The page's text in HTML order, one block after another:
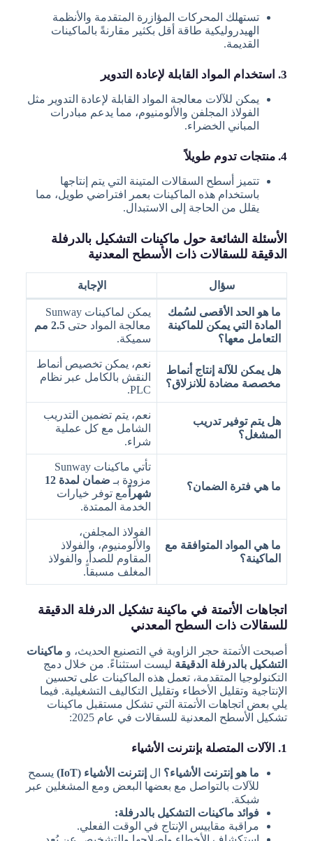
تستهلك المحركات المؤازرة المتقدمة والأنظمة
الهيدروليكية طاقة أقل بكثير مقارنةً بالماكينات
القديمة.
3. استخدام المواد القابلة لإعادة التدوير
يمكن للآلات معالجة المواد القابلة لإعادة التدوير مثل
الفولاذ المجلفن والألومنيوم، مما يدعم مبادرات
المباني الخضراء.
4. منتجات تدوم طويلاً
تتميز أسطح السقالات المتينة التي يتم إنتاجها
باستخدام هذه الماكينات بعمر افتراضي طويل، مما
يقلل من الحاجة إلى الاستبدال.
الأسئلة الشائعة حول ماكينات التشكيل بالدرفلة
الدقيقة للسقالات ذات الأسطح المعدنية
سؤال الإجابة
ما هو الحد الأقصى لسُمك
المادة التي يمكن للماكينة
التعامل معها؟
يمكن لماكينات Sunway
معالجة المواد حتى 2.5 مم
سميكة.
هل يمكن للآلة إنتاج أنماط
مخصصة مضادة للانزلاق؟
نعم، يمكن تخصيص أنماط
النقش بالكامل عبر نظام
PLC.
هل يتم توفير تدريب
المشغل؟
نعم، يتم تضمين التدريب
الشامل مع كل عملية
شراء.
ما هي فترة الضمان؟
تأتي ماكينات Sunway
مزودة بـ
ضمان لمدة 12
شهراً مع توفر خيارات
الخدمة الممتدة.
ما هي المواد المتوافقة مع
الماكينة؟
الفولاذ المجلفن،
والألومنيوم، والفولاذ
المقاوم للصدأ، والفولاذ
المغلف مسبقاً.
اتجاهات الأتمتة في ماكينة تشكيل الدرفلة الدقيقة
للسقالات ذات السطح المعدني
أصبحت الأتمتة حجر الزاوية في التصنيع الحديث، و ماكينات
التشكيل بالدرفلة الدقيقة ليست استثناءً. من خلال دمج
التكنولوجيا المتقدمة، تعمل هذه الماكينات على تحسين
الإنتاجية وتقليل الأخطاء وتقليل التكاليف التشغيلية. فيما
يلي بعض اتجاهات الأتمتة التي تشكل مستقبل ماكينات
تشكيل الأسطح المعدنية للسقالات في عام 2025:
1. الآلات المتصلة بإنترنت الأشياء
ما هو إنترنت الأشياء؟ ال إنترنت الأشياء (IoT)
يسمح
للآلات بالتواصل مع بعضها البعض ومع المشغلين عبر
شبكة.
فوائد ماكينات التشكيل بالدرفلة:
مراقبة مقاييس الإنتاج في الوقت الفعلي.